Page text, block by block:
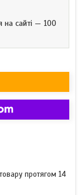
на сайті — 100
протягом 14